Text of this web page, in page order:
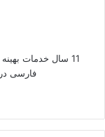
11 سال خدمات
فارسی